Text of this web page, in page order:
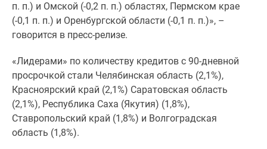
Подмосковья
Студии
комнатные
комнатные
комнатные
Квартиры
п. п.) и Омской (-0,2 п. п.) областях, Пермском крае
(-0,1 п. п.) и Оренбургской области (-0,1 п. п.)», –
говорится в пресс-релизе.
«Лидерами» по количеству кредитов с 90-дневной
просрочкой стали Челябинская область (2,1%),
Красноярский край (2,1%) Саратовская область
(2,1%), Республика Саха (Якутия) (1,8%),
Ставропольский край (1,8%) и Волгоградская
область (1,8%).